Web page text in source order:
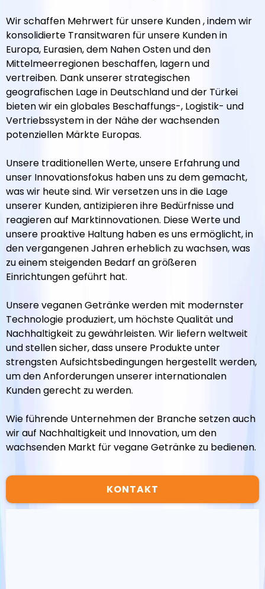
Wir schaffen Mehrwert für unsere Kunden , indem wir
konsolidierte Transitwaren für unsere Kunden in
Europa, Eurasien, dem Nahen Osten und den
Mittelmeerregionen beschaffen, lagern und
vertreiben. Dank unserer strategischen
geografischen Lage in Deutschland und der Türkei
bieten wir ein globales Beschaffungs-, Logistik- und
Vertriebssystem in der Nähe der wachsenden
potenziellen Märkte Europas.
Unsere traditionellen Werte, unsere Erfahrung und
unser Innovationsfokus haben uns zu dem gemacht,
was wir heute sind. Wir versetzen uns in die Lage
unserer Kunden, antizipieren ihre Bedürfnisse und
reagieren auf Marktinnovationen. Diese Werte und
unsere proaktive Haltung haben es uns ermöglicht, in
den vergangenen Jahren erheblich zu wachsen, was
zu einem steigenden Bedarf an größeren
Einrichtungen geführt hat.
Unsere veganen Getränke werden mit modernster
Technologie produziert, um höchste Qualität und
Nachhaltigkeit zu gewährleisten. Wir liefern weltweit
und stellen sicher, dass unsere Produkte unter
strengsten Aufsichtsbedingungen hergestellt werden,
um den Anforderungen unserer internationalen
Kunden gerecht zu werden.
Wie führende Unternehmen der Branche setzen auch
wir auf Nachhaltigkeit und Innovation, um den
wachsenden Markt für vegane Getränke zu bedienen.
KONTAKT